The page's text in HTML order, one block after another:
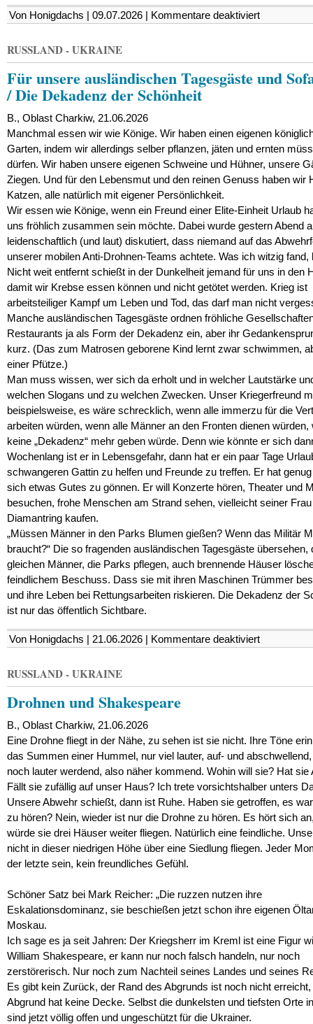
Von Honigdachs | 09.07.2026 | Kommentare deaktiviertfür
Japanische
der
Ukraine
und
RUSSLAND - UKRAINE
Für unsere ausländischen Tagesgäste und
/ Die Dekadenz der Schönheit
B., Oblast Charkiw, 21.06.2026
Manchmal essen wir wie Könige. Wir haben einen eigenen
Garten, indem wir allerdings selber pflanzen, jäten und ernten
dürfen. Wir haben unsere eigenen Schweine und Hühner, unsere
Ziegen. Und für den Lebensmut und den reinen Genuss haben wir
Katzen, alle natürlich mit eigener Persönlichkeit.
Wir essen wie Könige, wenn ein Freund einer Elite-Einheit Urlaub
uns fröhlich zusammen sein möchte. Dabei wurde gestern Abend
leidenschaftlich (und laut) diskutiert, dass niemand auf das
unserer mobilen Anti-Drohnen-Teams achtete. Was ich witzig
Nicht weit entfernt schießt in der Dunkelheit jemand für uns in den
damit wir Krebse essen können und nicht getötet werden. Krieg ist
arbeitsteiliger Kampf um Leben und Tod, das darf man nicht
Manche ausländischen Tagesgäste ordnen fröhliche
Restaurants ja als Form der Dekadenz ein, aber ihr
kurz. (Das zum Matrosen geborene Kind lernt zwar schwimmen,
einer Pfütze.)
Man muss wissen, wer sich da erholt und in welcher Lautstärke
welchen Slogans und zu welchen Zwecken. Unser Kriegerfreund
beispielsweise, es wäre schrecklich, wenn alle immerzu für die
arbeiten würden, wenn alle Männer an den Fronten dienen würden,
keine „Dekadenz“ mehr geben würde. Denn wie könnte er sich
Wochenlang ist er in Lebensgefahr, dann hat er ein paar Tage
schwangeren Gattin zu helfen und Freunde zu treffen. Er hat
sich etwas Gutes zu gönnen. Er will Konzerte hören, Theater und
besuchen, frohe Menschen am Strand sehen, vielleicht seiner
Diamantring kaufen.
„Müssen Männer in den Parks Blumen gießen? Wenn das Militär
braucht?“ Die so fragenden ausländischen Tagesgäste übersehen,
gleichen Männer, die Parks pflegen, auch brennende Häuser
feindlichem Beschuss. Dass sie mit ihren Maschinen Trümmer
und ihre Leben bei Rettungsarbeiten riskieren. Die Dekadenz der
ist nur das öffentlich Sichtbare.
Von Honigdachs | 21.06.2026 | Kommentare deaktiviertfür
Für
und
der
Schönheit
RUSSLAND - UKRAINE
Drohnen und Shakespeare
B., Oblast Charkiw, 21.06.2026
Eine Drohne fliegt in der Nähe, zu sehen ist sie nicht. Ihre Töne
das Summen einer Hummel, nur viel lauter, auf- und
noch lauter werdend, also näher kommend. Wohin will sie? Hat sie
Fällt sie zufällig auf unser Haus? Ich trete vorsichtshalber unters
Unsere Abwehr schießt, dann ist Ruhe. Haben sie getroffen, es
zu hören? Nein, wieder ist nur die Drohne zu hören. Es hört sich
würde sie drei Häuser weiter fliegen. Natürlich eine feindliche.
nicht in dieser niedrigen Höhe über eine Siedlung fliegen. Jeder
der letzte sein, kein freundliches Gefühl.
Schöner Satz bei Mark Reicher: „Die ruzzen nutzen ihre
Eskalationsdominanz, sie beschießen jetzt schon ihre eigenen
Moskau.
Ich sage es ja seit Jahren: Der Kriegsherr im Kreml ist eine Figur
William Shakespeare, er kann nur noch falsch handeln, nur noch
zerstörerisch. Nur noch zum Nachteil seines Landes und seines
Es gibt kein Zurück, der Rand des Abgrunds ist noch nicht
Abgrund hat keine Decke. Selbst die dunkelsten und tiefsten Orte
sind jetzt völlig offen und ungeschützt für die Ukrainer.